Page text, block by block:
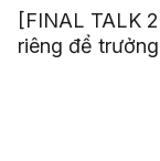
[FINAL TALK
riêng để